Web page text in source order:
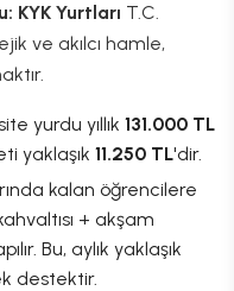
KYK Yurtları T.C.
ve akılcı hamle,
yurdu yıllık 131.000 TL
yaklaşık 11.250 TL'dir.
kalan öğrencilere
+ akşam
Bu, aylık yaklaşık
destektir.